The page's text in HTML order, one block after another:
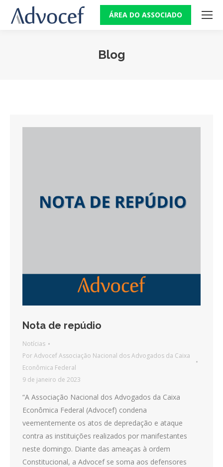
ÁREA DO ASSOCIADO
Blog
Nota de repúdio
Notícias
PorAdvocef Associação Nacional dos Advogados da Caixa
Econômica Federal
9 de janeiro de 2023
“A Associação Nacional dos Advogados da Caixa
Econômica Federal (Advocef) condena
veementemente os atos de depredação e ataque
contra as instituições realizados por manifestantes
neste domingo. Diante das ameaças à ordem
Constitucional, a Advocef se soma aos defensores